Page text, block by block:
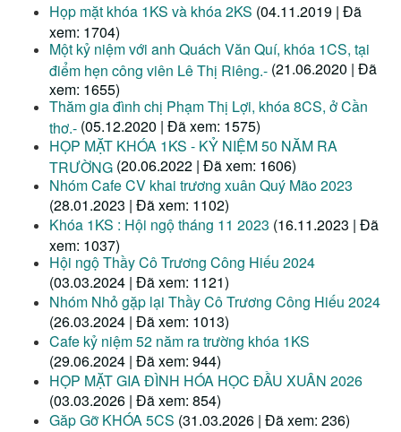
Họp mặt khóa 1KS và khóa 2KS (04.11.2019 | Đã
xem: 1704)
Một kỷ niệm với anh Quách Văn Quí, khóa 1CS, tại
điểm hẹn công viên Lê Thị Riêng.- (21.06.2020 | Đã
xem: 1655)
Thăm gia đình chị Phạm Thị Lợi, khóa 8CS, ở Cần
thơ.- (05.12.2020 | Đã xem: 1575)
HỌP MẶT KHÓA 1KS - KỶ NIỆM 50 NĂM RA
TRƯỜNG (20.06.2022 | Đã xem: 1606)
Nhóm Cafe CV khai trương xuân Quý Mão 2023
(28.01.2023 | Đã xem: 1102)
Khóa 1KS : Hội ngộ tháng 11 2023 (16.11.2023 | Đã
xem: 1037)
Hội ngộ Thầy Cô Trương Công Hiếu 2024
(03.03.2024 | Đã xem: 1121)
Nhóm Nhỏ gặp lại Thầy Cô Trương Công Hiếu 2024
(26.03.2024 | Đã xem: 1013)
Cafe kỷ niệm 52 năm ra trường khóa 1KS
(29.06.2024 | Đã xem: 944)
HỌP MẶT GIA ĐÌNH HÓA HỌC ĐẦU XUÂN 2026
(03.03.2026 | Đã xem: 854)
Găp Gỡ KHÓA 5CS (31.03.2026 | Đã xem: 236)